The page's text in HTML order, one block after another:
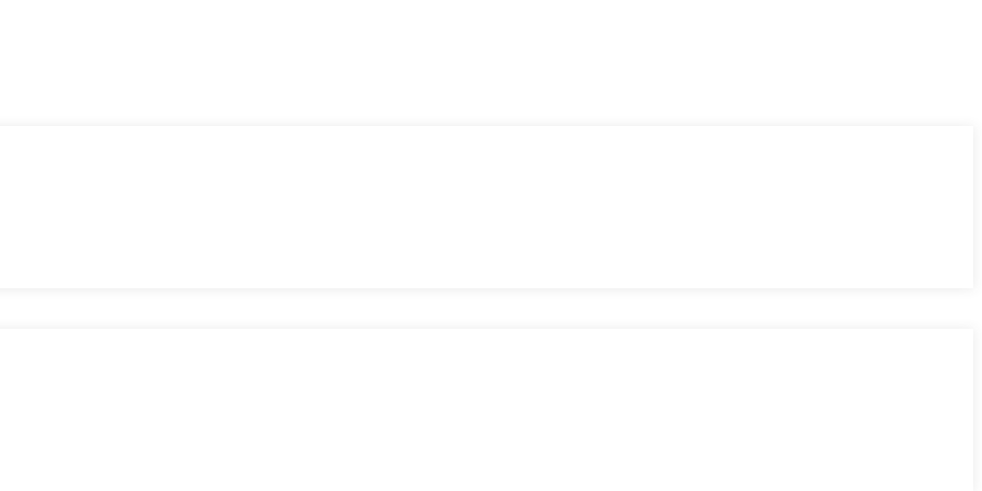
sans complications.
du marché.
des plateformes et des dApps.